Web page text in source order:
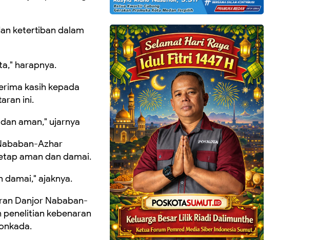
ketertiban dalam
harapnya.
kasih kepada
ini.
aman," ujarnya
Azhar
aman dan damai.
ajaknya.
Danjor Nababan-
penelitian kebenaran